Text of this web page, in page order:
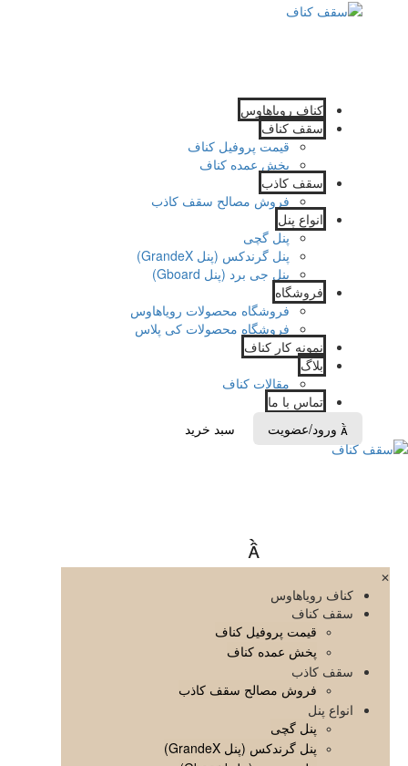
کناف رویاهاوس
سقف کناف
قیمت پروفیل کناف
پخش عمده کناف
سقف کاذب
فروش مصالح سقف کاذب
انواع پنل
پنل گچی
پنل گرندکس (پنل GrandeX)
پنل جی برد (پنل Gboard)
فروشگاه
فروشگاه محصولات رویاهاوس
فروشگاه محصولات کی پلاس
نمونه کار کناف
بلاگ
مقالات کناف
تماس با ما
 ورود/عضویت سبد خرید

✕
کناف رویاهاوس
سقف کناف
قیمت پروفیل کناف
پخش عمده کناف
سقف کاذب
فروش مصالح سقف کاذب
انواع پنل
پنل گچی
پنل گرندکس (پنل GrandeX)